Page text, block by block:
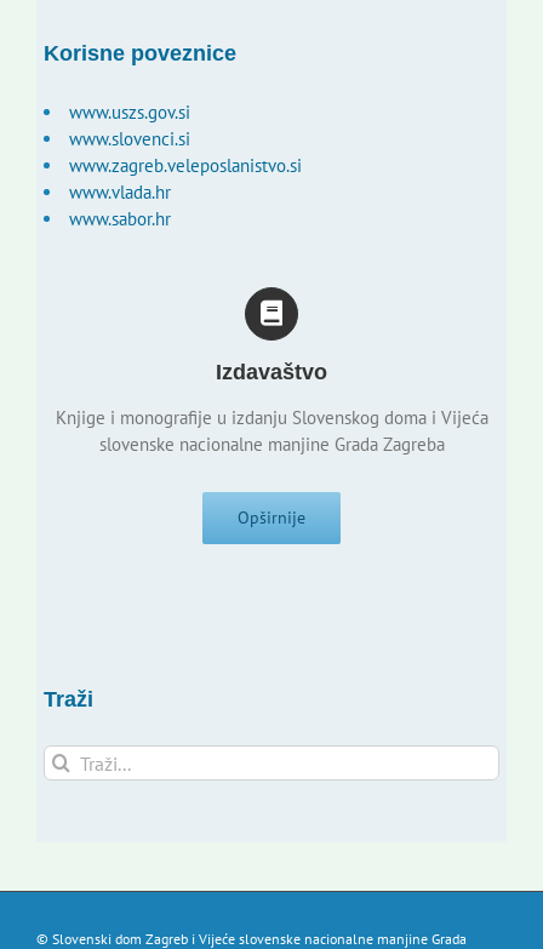
Korisne poveznice
www.uszs.gov.si
www.slovenci.si
www.zagreb.veleposlanistvo.si
www.vlada.hr
www.sabor.hr
Izdavaštvo
Knjige i monografije u izdanju Slovenskog doma i Vijeća
slovenske nacionalne manjine Grada Zagreba
Opširnije
Traži
Traži...
© Slovenski dom Zagreb i Vijeće slovenske nacionalne manjine Grada